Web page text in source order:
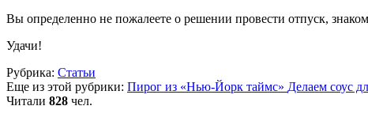
Вы определенно не пожалеете о решении провести отпуск,
Удачи!
Рубрика: Статьи
Еще из этой рубрики: Пирог из «Нью-Йорк таймс» Делаем соус
Читали 828 чел.